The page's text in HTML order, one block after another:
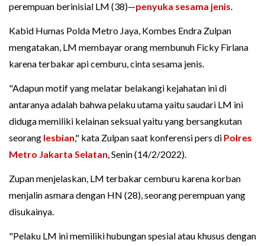
perempuan berinisial LM (38)—penyuka sesama jenis.
Kabid Humas Polda Metro Jaya, Kombes Endra Zulpan
mengatakan, LM membayar orang membunuh Ficky Firlana
karena terbakar api cemburu, cinta sesama jenis.
"Adapun motif yang melatar belakangi kejahatan ini di
antaranya adalah bahwa pelaku utama yaitu saudari LM ini
diduga memiliki kelainan seksual yaitu yang bersangkutan
seorang lesbian," kata Zulpan saat konferensi pers di Polres
Metro Jakarta Selatan, Senin (14/2/2022).
Zupan menjelaskan, LM terbakar cemburu karena korban
menjalin asmara dengan HN (28), seorang perempuan yang
disukainya.
"Pelaku LM ini memiliki hubungan spesial atau khusus dengan